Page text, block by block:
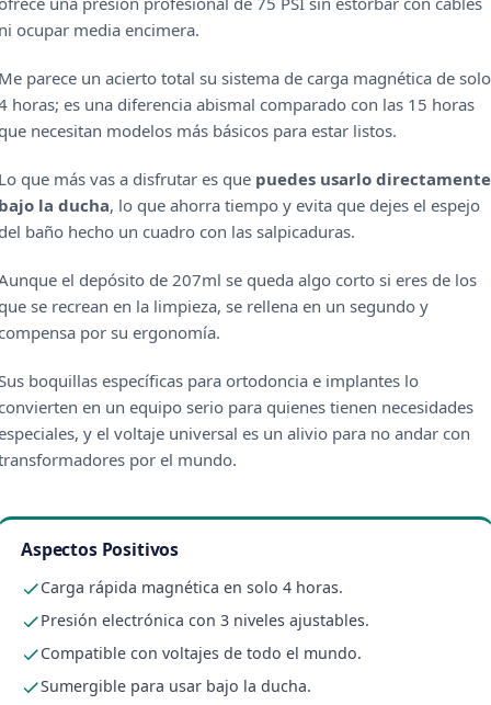
ocupar media encimera.
parece un acierto total su sistema de carga magnética de solo
horas; es una diferencia abismal comparado con las 15 horas
necesitan modelos más básicos para estar listos.
que más vas a disfrutar es que puedes usarlo directamente
la ducha, lo que ahorra tiempo y evita que dejes el espejo
baño hecho un cuadro con las salpicaduras.
el depósito de 207ml se queda algo corto si eres de los
se recrean en la limpieza, se rellena en un segundo y
por su ergonomía.
boquillas específicas para ortodoncia e implantes lo
en un equipo serio para quienes tienen necesidades
y el voltaje universal es un alivio para no andar con
por el mundo.
Aspectos Positivos
Carga rápida magnética en solo 4 horas.
Presión electrónica con 3 niveles ajustables.
Compatible con voltajes de todo el mundo.
Sumergible para usar bajo la ducha.